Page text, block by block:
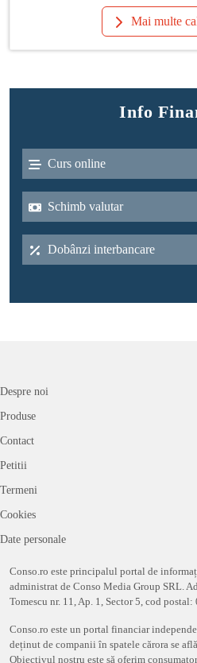
Mai multe
Info
Curs online
Schimb valutar
Dobânzi interbancare
Despre noi
Produse
Contact
Petitii
Termeni
Cookies
Date personale
Conso.ro este principalul portal de
administrat de Conso Media Group SRL.
Tomescu nr. 11, Ap. 1, Sector 5, cod postal:
Conso.ro este un portal financiar
deținut de companii în spatele cărora se
Obiectivul nostru este să oferim